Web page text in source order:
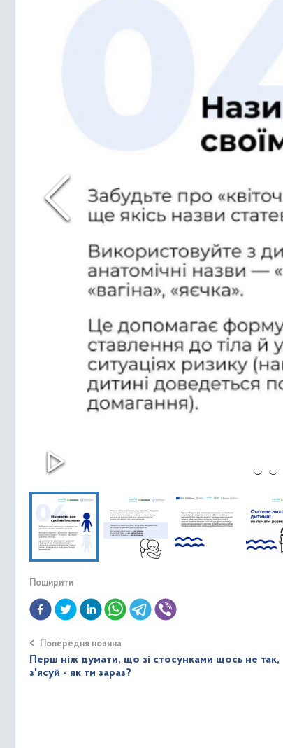
Поширити
Попередня новина
Перш ніж думати, що зі стосунками щось не так,
з'ясуй - як ти зараз?